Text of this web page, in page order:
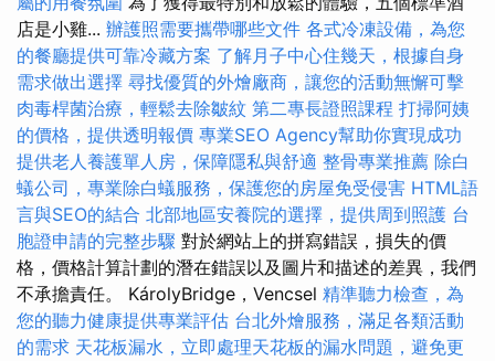
店是小雞... 辦護照需要攜帶哪些文件 各式冷凍設備，為您
的餐廳提供可靠冷藏方案 了解月子中心住幾天，根據自身
需求做出選擇 尋找優質的外燴廠商，讓您的活動無懈可擊
肉毒桿菌治療，輕鬆去除皺紋 第二專長證照課程 打掃阿姨
的價格，提供透明報價 專業SEO Agency幫助你實現成功
提供老人養護單人房，保障隱私與舒適 整骨專業推薦 除白
蟻公司，專業除白蟻服務，保護您的房屋免受侵害 HTML語
言與SEO的結合 北部地區安養院的選擇，提供周到照護 台
胞證申請的完整步驟 對於網站上的拼寫錯誤，損失的價
格，價格計算計劃的潛在錯誤以及圖片和描述的差異，我們
不承擔責任。 KárolyBridge，Vencsel 精準聽力檢查，為
您的聽力健康提供專業評估 台北外燴服務，滿足各類活動
的需求 天花板漏水，立即處理天花板的漏水問題，避免更